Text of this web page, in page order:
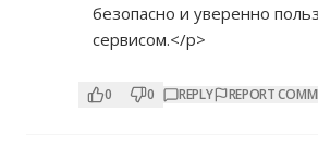
безопасно и уверенно
сервисом.</p>
0 0 REPLY REPORT